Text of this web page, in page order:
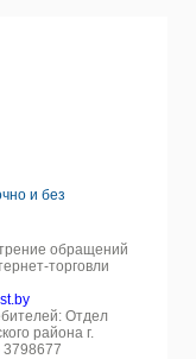
и без
обращений
торговли
Отдел
района г.
3798677